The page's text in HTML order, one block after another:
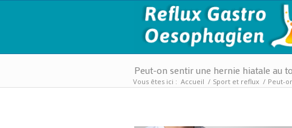
Peut-on sentir une hernie hiatale au
Vous êtes ici : Accueil / Sport et reflux / Peut-